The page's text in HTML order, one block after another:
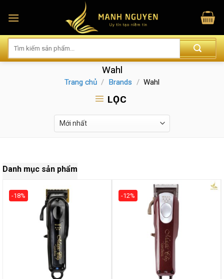
Wahl
Trang chủ / Brands / Wahl
LỌC
Danh mục sản phẩm
-18% -12%